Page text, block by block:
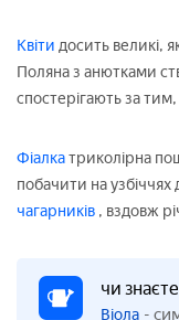
Квіти досить великі,
Поляна з анютками
спостерігають за
Фіалкатриколірна
побачити на узбіччях
чагарників , вздовж
чи
Віола -